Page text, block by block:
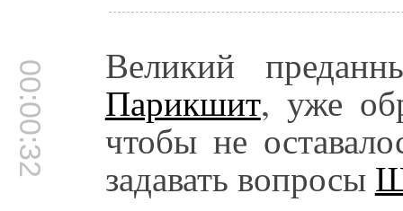
00:00:32 Великий
Парикшит, уже
чтобы не
задавать вопросы